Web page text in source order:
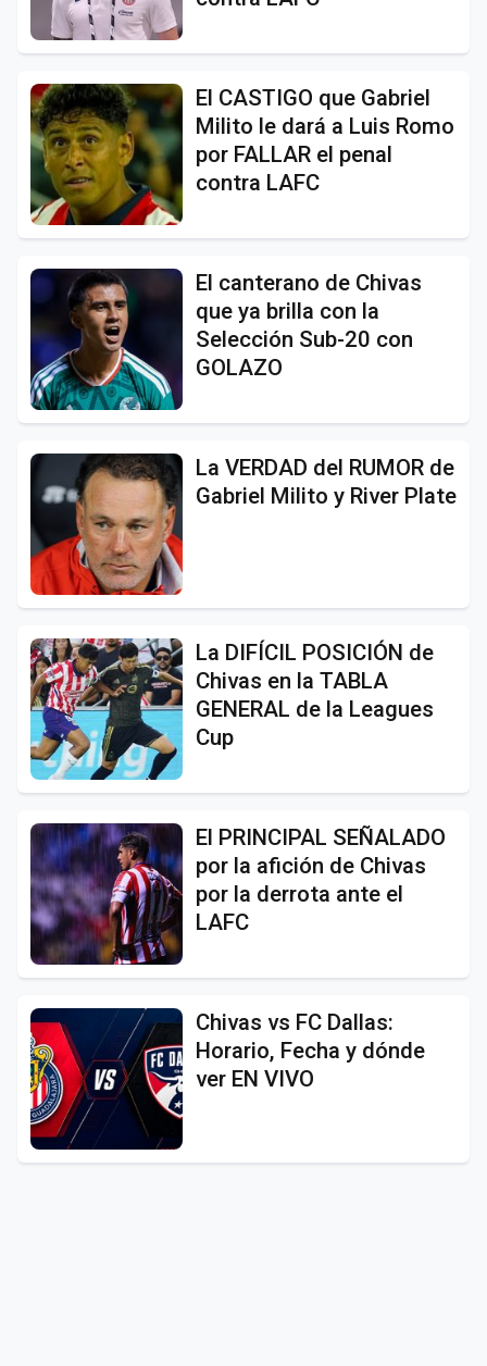
El CASTIGO que Gabriel
Milito le dará a Luis Romo
por FALLAR el penal
contra LAFC
El canterano de Chivas
que ya brilla con la
Selección Sub-20 con
GOLAZO
La VERDAD del RUMOR de
Gabriel Milito y River Plate
La DIFÍCIL POSICIÓN de
Chivas en la TABLA
GENERAL de la Leagues
Cup
El PRINCIPAL SEÑALADO
por la afición de Chivas
por la derrota ante el
LAFC
Chivas vs FC Dallas:
Horario, Fecha y dónde
ver EN VIVO